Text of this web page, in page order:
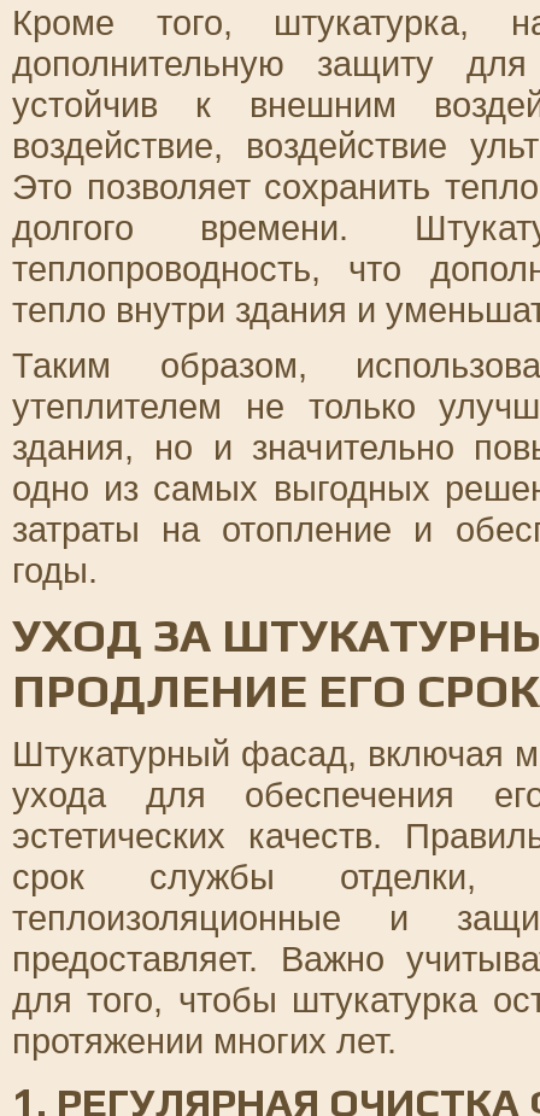
Кроме того, штукатурка,
дополнительную защиту
устойчив к внешним
воздействие, воздействие
Это позволяет сохранить
долгого времени.
теплопроводность, что
тепло внутри здания и
Таким образом,
утеплителем не только
здания, но и значительно
одно из самых выгодных
затраты на отопление и
годы.
УХОД ЗА
ПРОДЛЕНИЕ ЕГО
Штукатурный фасад, включая
ухода для обеспечения
эстетических качеств.
срок службы отделки,
теплоизоляционные и
предоставляет. Важно
для того, чтобы штукатурка
протяжении многих лет.
1. РЕГУЛЯРНАЯ